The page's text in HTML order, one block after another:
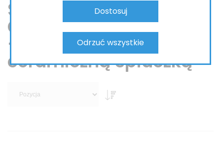
Dostosuj
Odrzuć wszystkie
Spłuczki kompaktowe
Geberit EluPura Original
– klasyczne WC z
ceramiczną spłuczką